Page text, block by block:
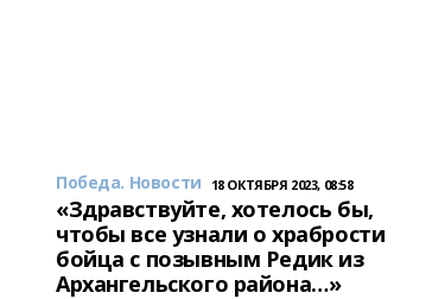
Победа. Новости 18 ОКТЯБРЯ 2023, 08:58
«Здравствуйте, хотелось бы,
чтобы все узнали о храбрости
бойца с позывным Редик из
Архангельского района…»